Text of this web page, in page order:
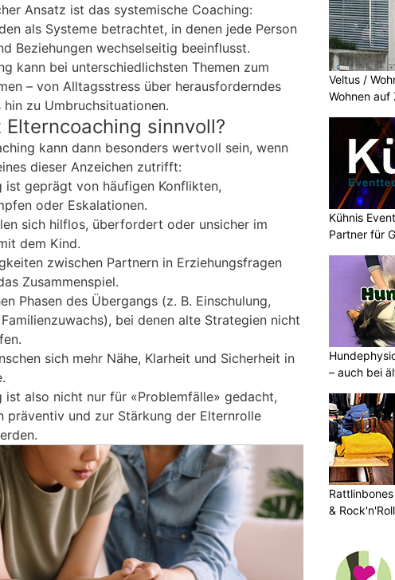
Ansatz ist das systemische Coaching:
als Systeme betrachtet, in denen jede Person
Beziehungen wechselseitig beeinflusst.
kann bei unterschiedlichsten Themen zum
– von Alltagsstress über herausforderndes
hin zu Umbruchsituationen.
Elterncoaching sinnvoll?
kann dann besonders wertvoll sein, wenn
dieser Anzeichen zutrifft:
ist geprägt von häufigen Konflikten,
oder Eskalationen.
sich hilflos, überfordert oder unsicher im
dem Kind.
zwischen Partnern in Erziehungsfragen
Zusammenspiel.
Phasen des Übergangs (z. B. Einschulung,
bei denen alte Strategien nicht
sich mehr Nähe, Klarheit und Sicherheit in
ist also nicht nur für «Problemfälle» gedacht,
präventiv und zur Stärkung der Elternrolle
Veltus /
Wohnen auf
Kühnis
Partner für
– auch bei
&